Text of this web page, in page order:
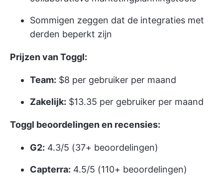
Sommigen zeggen dat de integraties met
derden beperkt zijn
Prijzen van Toggl:
Team: $8 per gebruiker per maand
Zakelijk: $13.35 per gebruiker per maand
Toggl beoordelingen en recensies:
G2: 4.3/5 (37+ beoordelingen)
Capterra: 4.5/5 (110+ beoordelingen)